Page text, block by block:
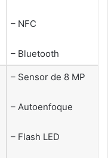
– NFC
– Bluetooth
– Sensor de 8 MP
– Autoenfoque
– Flash LED